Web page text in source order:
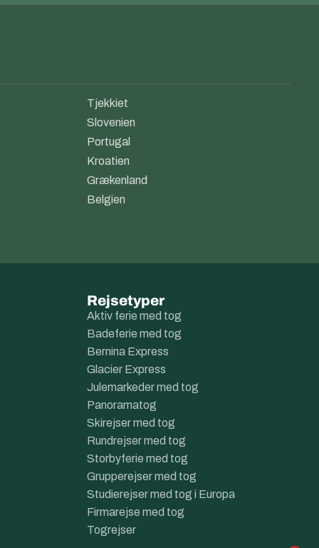
Tjekkiet
Slovenien
Portugal
Kroatien
Grækenland
Belgien
Rejsetyper
Aktiv ferie med tog
Badeferie med tog
Bernina Express
Glacier Express
Julemarkeder med tog
Panoramatog
Skirejser med tog
Rundrejser med tog
Storbyferie med tog
Grupperejser med tog
Studierejser med tog i Europa
Firmarejse med tog
Togrejser